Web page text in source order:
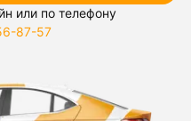
или по телефону
87-57